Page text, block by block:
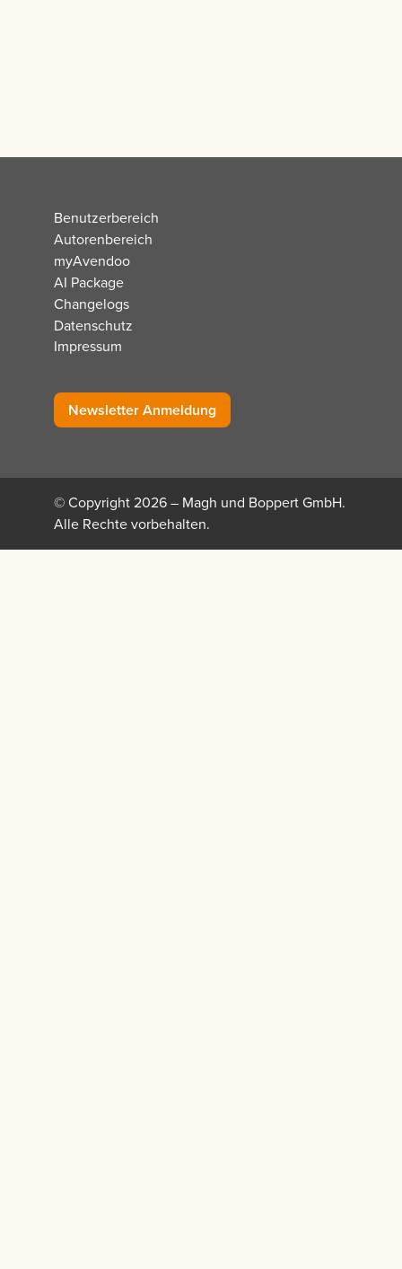
Benutzerbereich
Autorenbereich
myAvendoo
AI Package
Changelogs
Datenschutz
Impressum
Newsletter Anmeldung
© Copyright 2026 – Magh und Boppert GmbH.
Alle Rechte vorbehalten.